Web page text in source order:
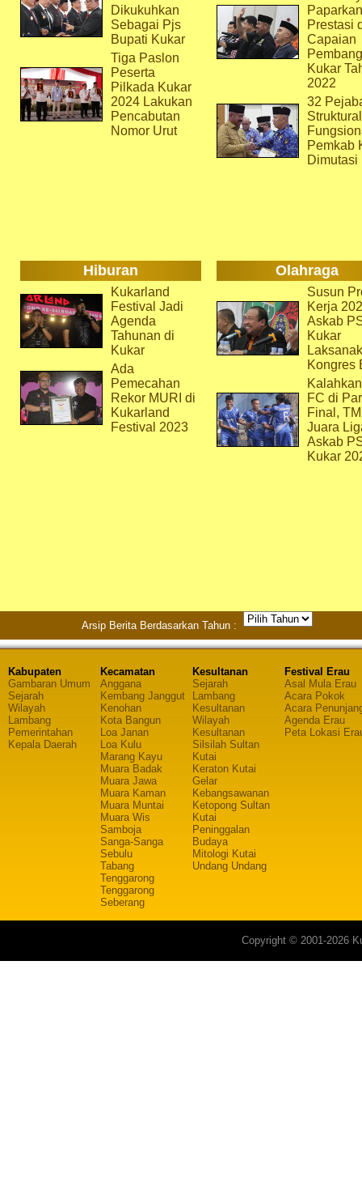
Dikukuhkan
Sebagai Pjs
Bupati Kukar
Tiga Paslon
Peserta
Pilkada Kukar
2024 Lakukan
Pencabutan
Nomor Urut
Paparkan
Prestasi
Capaian
Kukar
2022
32
Pemkab
Dimutasi
Hiburan Olahraga
Kukarland
Festival Jadi
Agenda
Tahunan di
Kukar
Ada
Pemecahan
Rekor MURI di
Kukarland
Festival 2023
Susun
Kerja
Askab
Kukar
Kongres
FC di
Final,
Juara
Askab
Kukar
Arsip Berita Berdasarkan Tahun :
Kabupaten
Gambaran Umum
Sejarah
Wilayah
Lambang
Pemerintahan
Kepala Daerah
Kecamatan
Anggana
Kembang Janggut
Kenohan
Kota Bangun
Loa Janan
Loa Kulu
Marang Kayu
Muara Badak
Muara Jawa
Muara Kaman
Muara Muntai
Muara Wis
Samboja
Sanga-Sanga
Sebulu
Tabang
Tenggarong
Tenggarong
Seberang
Kesultanan
Sejarah
Lambang
Kesultanan
Wilayah
Kesultanan
Silsilah Sultan
Kutai
Keraton Kutai
Gelar
Kebangsawanan
Ketopong Sultan
Kutai
Peninggalan
Budaya
Mitologi Kutai
Undang Undang
Festival Erau
Asal Mula Erau
Acara Pokok
Acara
Agenda Erau
Peta Lokasi
Copyright © 2001-2026